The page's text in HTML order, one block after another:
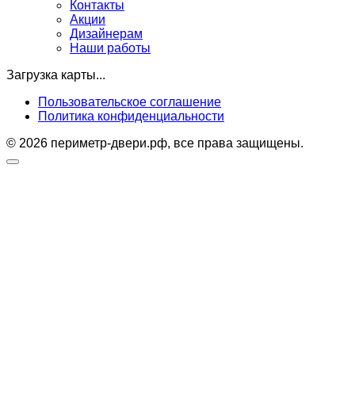
Контакты
Акции
Дизайнерам
Наши работы
Загрузка карты...
Пользовательское соглашение
Политика конфиденциальности
© 2026 периметр-двери.рф, все права защищены.